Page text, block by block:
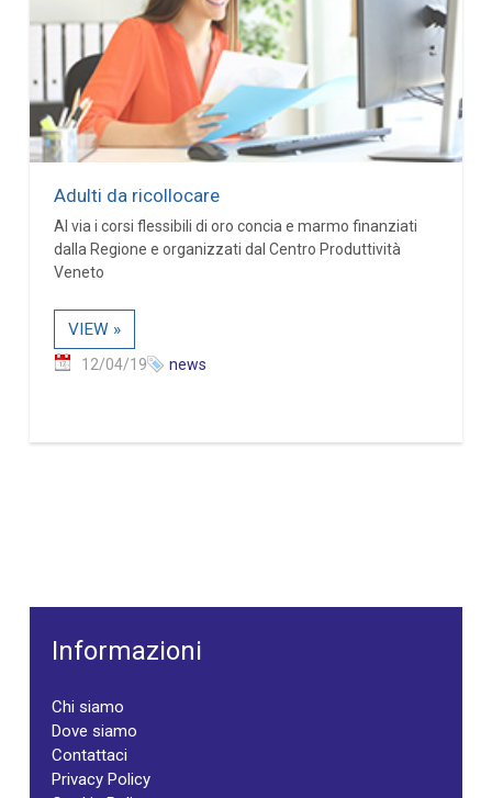
Adulti da ricollocare
Al via i corsi flessibili di oro concia e marmo finanziati
dalla Regione e organizzati dal Centro Produttività
Veneto
VIEW »
12/04/19 news
Informazioni
Chi siamo
Dove siamo
Contattaci
Privacy Policy